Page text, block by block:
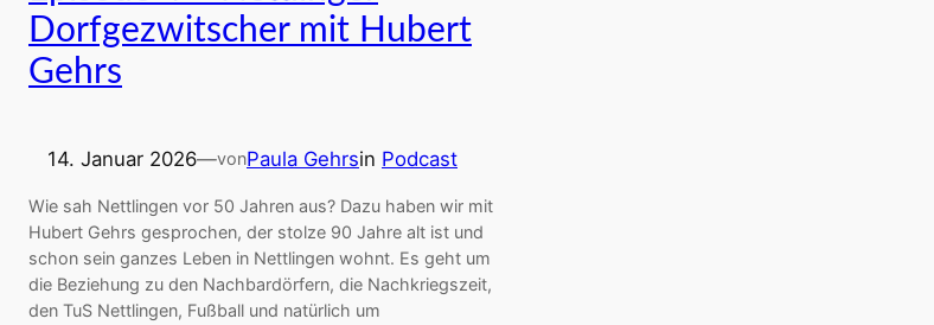
Dorfgezwitscher mit Hubert
Gehrs
14. Januar 2026—vonPaula Gehrsin Podcast
Wie sah Nettlingen vor 50 Jahren aus? Dazu haben wir mit
Hubert Gehrs gesprochen, der stolze 90 Jahre alt ist und
schon sein ganzes Leben in Nettlingen wohnt. Es geht um
die Beziehung zu den Nachbardörfern, die Nachkriegszeit,
den TuS Nettlingen, Fußball und natürlich um